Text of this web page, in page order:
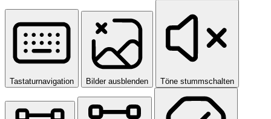
Tastaturnavigation Bilder ausblenden Töne stummschalten